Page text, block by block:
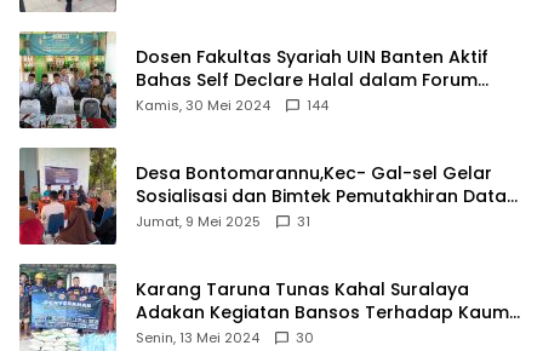
Dosen Fakultas Syariah UIN Banten Aktif
Bahas Self Declare Halal dalam Forum
Ijtima Ulama MUI
Kamis, 30 Mei 2024 144
Desa Bontomarannu,Kec- Gal-sel Gelar
Sosialisasi dan Bimtek Pemutakhiran Data
ID
Jumat, 9 Mei 2025 31
Karang Taruna Tunas Kahal Suralaya
Adakan Kegiatan Bansos Terhadap Kaum
Dhuafa dan Anak Yatim-Piatu
Senin, 13 Mei 2024 30